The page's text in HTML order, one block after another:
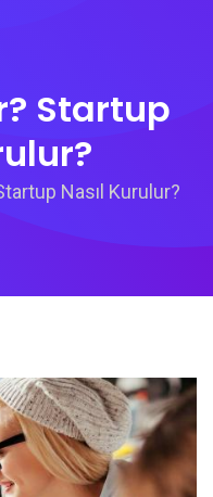
Startup
Nasıl Kurulur?